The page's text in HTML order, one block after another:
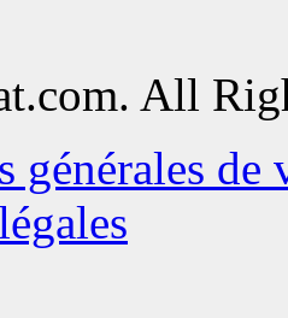
All
générales de